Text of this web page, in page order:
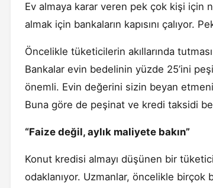
Ev almaya karar veren pek çok kişi için
almak için bankaların kapısını çalıyor.
Öncelikle tüketicilerin akıllarında
Bankalar evin bedelinin yüzde 25’ini
önemli. Evin değerini sizin beyan
Buna göre de peşinat ve kredi taksidi
“Faize değil, aylık maliyete bakın”
Konut kredisi almayı düşünen bir
odaklanıyor. Uzmanlar, öncelikle birçok